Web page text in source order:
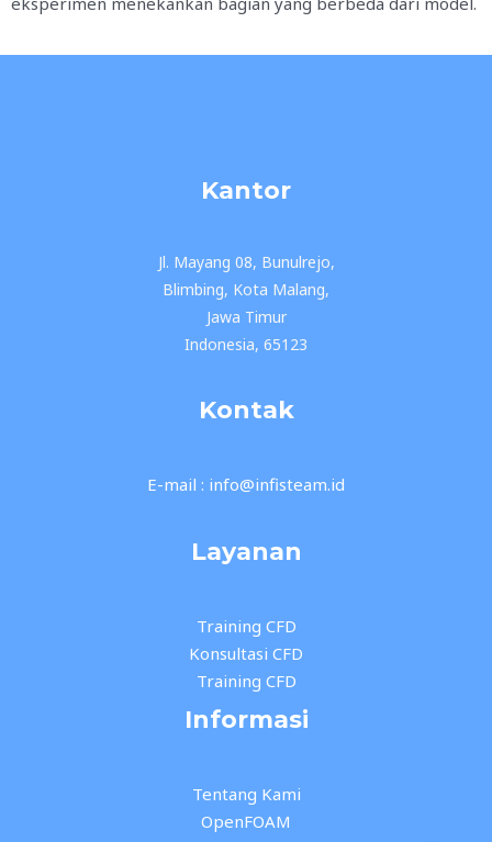
Kantor
Jl. Mayang 08, Bunulrejo,
Blimbing, Kota Malang,
Jawa Timur
Indonesia, 65123
Kontak
E-mail : info@infisteam.id
Layanan
Training CFD
Konsultasi CFD
Training CFD
Informasi
Tentang Kami
OpenFOAM